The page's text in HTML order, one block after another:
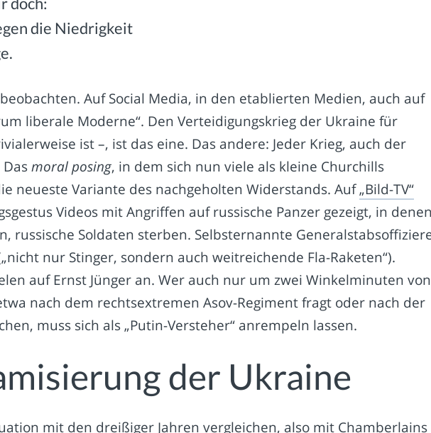
die Niedrigkeit
Auf Social Media, in den etablierten Medien, auch auf
liberale Moderne“. Den Verteidigungskrieg der Ukraine für
ist –, ist das eine. Das andere: Jeder Krieg, auch der
Dasmoral posing, in dem sich nun viele als kleine Churchills
neueste Variante des nachgeholten Widerstands. Auf„Bild-TV“
Videos mit Angriffen auf russische Panzer gezeigt, in
russische Soldaten sterben. Selbsternannte
nur Stinger, sondern auch weitreichende Fla-Raketen“).
auf Ernst Jünger an. Wer auch nur um zwei Winkelminuten von
nach dem rechtsextremen Asov-Regiment fragt oder nach der
muss sich als „Putin-Versteher“ anrempeln lassen.
der Ukraine
mit den dreißiger Jahren vergleichen, also mit Chamberlains